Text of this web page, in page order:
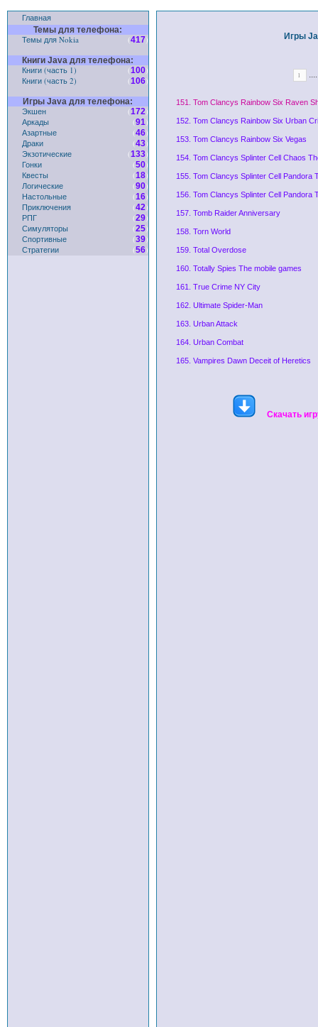
Главная
Темы для телефона:
Темы для Nokia (417)
Книги Java для телефона:
Книги (часть 1) (100)
Книги (часть 2)
(106)
Игры Java для телефона:
Экшен (172)
Аркады
(91)
Азартные
(46)
Драки
(43)
Экзотические
(133)
Гонки
(50)
Квесты
(18)
Логические
(90)
Настольные
(16)
Приключения
(42)
РПГ
(29)
Симуляторы
(25)
Спортивные
(39)
Стратегии
(56)
Игры
1 ....
151. Tom Clancys Rainbow Six Raven
152. Tom Clancys Rainbow Six Urban
153. Tom Clancys Rainbow Six Vegas
154. Tom Clancys Splinter Cell Chaos
155. Tom Clancys Splinter Cell Pandora
156. Tom Clancys Splinter Cell Pandora
157. Tomb Raider Anniversary
158. Torn World
159. Total Overdose
160. Totally Spies The mobile games
161. True Crime NY City
162. Ultimate Spider-Man
163. Urban Attack
164. Urban Combat
165. Vampires Dawn Deceit of Heretics
Скачать